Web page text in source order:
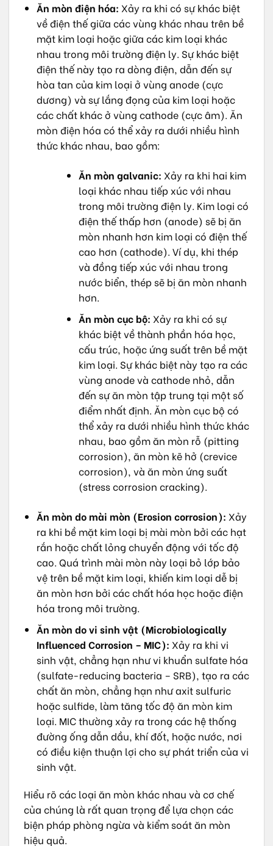
Ăn mòn điện hóa: Xảy ra khi có sự khác biệt
về điện thế giữa các vùng khác nhau trên bề
mặt kim loại hoặc giữa các kim loại khác
nhau trong môi trường điện ly. Sự khác biệt
điện thế này tạo ra dòng điện, dẫn đến sự
hòa tan của kim loại ở vùng anode (cực
dương) và sự lắng đọng của kim loại hoặc
các chất khác ở vùng cathode (cực âm). Ăn
mòn điện hóa có thể xảy ra dưới nhiều hình
thức khác nhau, bao gồm:
Ăn mòn galvanic: Xảy ra khi hai kim
loại khác nhau tiếp xúc với nhau
trong môi trường điện ly. Kim loại có
điện thế thấp hơn (anode) sẽ bị ăn
mòn nhanh hơn kim loại có điện thế
cao hơn (cathode). Ví dụ, khi thép
và đồng tiếp xúc với nhau trong
nước biển, thép sẽ bị ăn mòn nhanh
hơn.
Ăn mòn cục bộ: Xảy ra khi có sự
khác biệt về thành phần hóa học,
cấu trúc, hoặc ứng suất trên bề mặt
kim loại. Sự khác biệt này tạo ra các
vùng anode và cathode nhỏ, dẫn
đến sự ăn mòn tập trung tại một số
điểm nhất định. Ăn mòn cục bộ có
thể xảy ra dưới nhiều hình thức khác
nhau, bao gồm ăn mòn rỗ (pitting
corrosion), ăn mòn kẽ hở (crevice
corrosion), và ăn mòn ứng suất
(stress corrosion cracking).
Ăn mòn do mài mòn (Erosion corrosion): Xảy
ra khi bề mặt kim loại bị mài mòn bởi các hạt
rắn hoặc chất lỏng chuyển động với tốc độ
cao. Quá trình mài mòn này loại bỏ lớp bảo
vệ trên bề mặt kim loại, khiến kim loại dễ bị
ăn mòn hơn bởi các chất hóa học hoặc điện
hóa trong môi trường.
Ăn mòn do vi sinh vật (Microbiologically
Influenced Corrosion – MIC): Xảy ra khi vi
sinh vật, chẳng hạn như vi khuẩn sulfate hóa
(sulfate-reducing bacteria – SRB), tạo ra các
chất ăn mòn, chẳng hạn như axit sulfuric
hoặc sulfide, làm tăng tốc độ ăn mòn kim
loại. MIC thường xảy ra trong các hệ thống
đường ống dẫn dầu, khí đốt, hoặc nước, nơi
có điều kiện thuận lợi cho sự phát triển của vi
sinh vật.
Hiểu rõ các loại ăn mòn khác nhau và cơ chế
của chúng là rất quan trọng để lựa chọn các
biện pháp phòng ngừa và kiểm soát ăn mòn
hiệu quả.